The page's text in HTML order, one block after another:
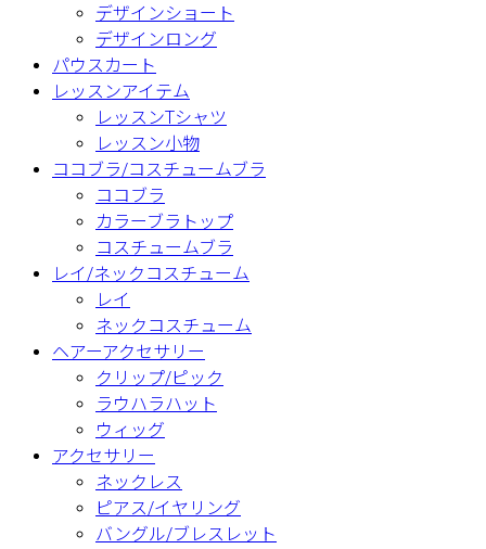
デザインショート
デザインロング
パウスカート
レッスンアイテム
レッスンTシャツ
レッスン小物
ココブラ/コスチュームブラ
ココブラ
カラーブラトップ
コスチュームブラ
レイ/ネックコスチューム
レイ
ネックコスチューム
ヘアーアクセサリー
クリップ/ピック
ラウハラハット
ウィッグ
アクセサリー
ネックレス
ピアス/イヤリング
バングル/ブレスレット